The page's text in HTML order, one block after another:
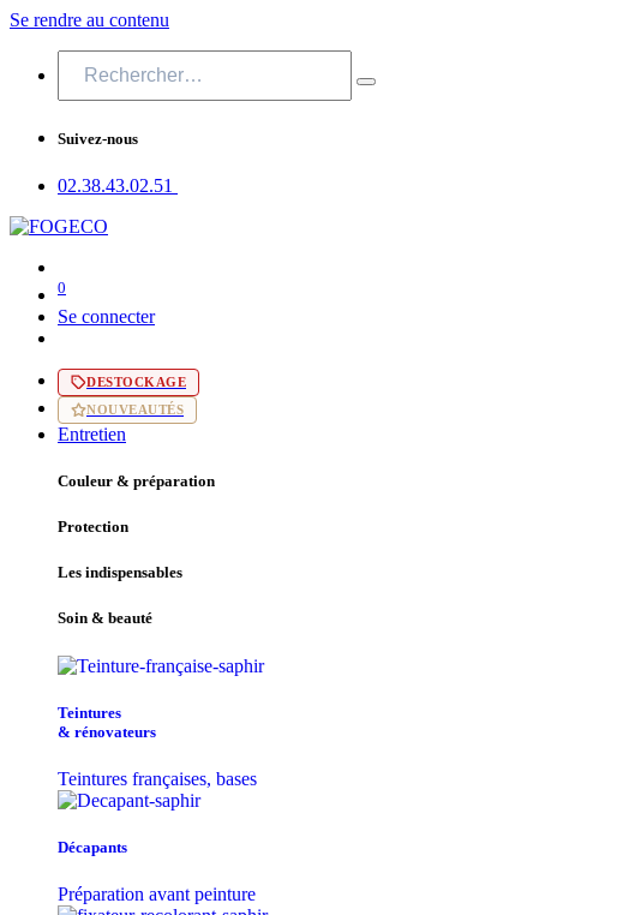
Se rendre au contenu
Suivez-nous
02.38.43​.02.51
0
Se connecter
DESTOCKAGE
NOUVEAUTÉS
Entretien
Couleur & préparation
Protection
Les indispensables
Soin & beauté
Teintu​res
& r​é​novateurs
Teintures françaises, bases
Décapants
Préparation avant peinture